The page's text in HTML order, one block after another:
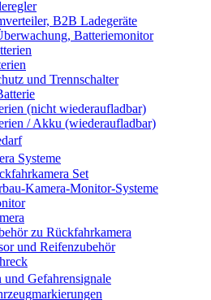
B2B Ladegeräte
Batteriemonitor
und Trennschalter
(nicht wiederaufladbar)
/ Akku (wiederaufladbar)
Systeme
Set
Kamera-Monitor-Systeme
zu Rückfahrkamera
und Reifenzubehör
und Gefahrensignale